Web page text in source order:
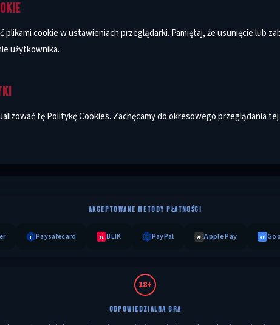
plikami cookie w ustawieniach przeglądarki. Pamiętaj, że usunięcie lub
użytkownika.
tę Politykę Cookies. Zachęcamy do okresowego przeglądania
AKCEPTOWANE METODY PŁATNOŚCI
P Paysafecard BL BLIK PP PayPal AP Apple Pay GP
18+
ODPOWIEDZIALNA GRA